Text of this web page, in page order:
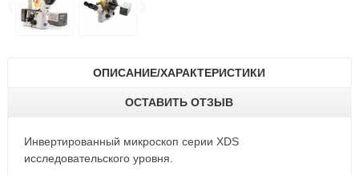
ОПИСАНИЕ/ХАРАКТЕРИСТИКИ
ОСТАВИТЬ ОТЗЫВ
Инвертированный микроскоп cерии XDS
исследовательского уровня.